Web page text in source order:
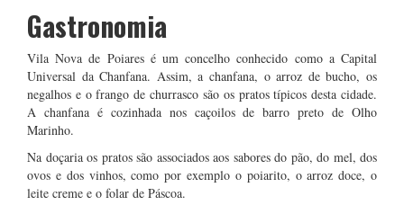
Gastronomia
Vila Nova de Poiares é um concelho conhecido como a Capital
Universal da Chanfana. Assim, a chanfana, o arroz de bucho, os
negalhos e o frango de churrasco são os pratos típicos desta cidade.
A chanfana é cozinhada nos caçoilos de barro preto de Olho
Marinho.
Na doçaria os pratos são associados aos sabores do pão, do mel, dos
ovos e dos vinhos, como por exemplo o poiarito, o arroz doce, o
leite creme e o folar de Páscoa.